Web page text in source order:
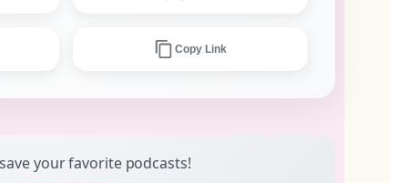
Copy Link
your favorite podcasts!